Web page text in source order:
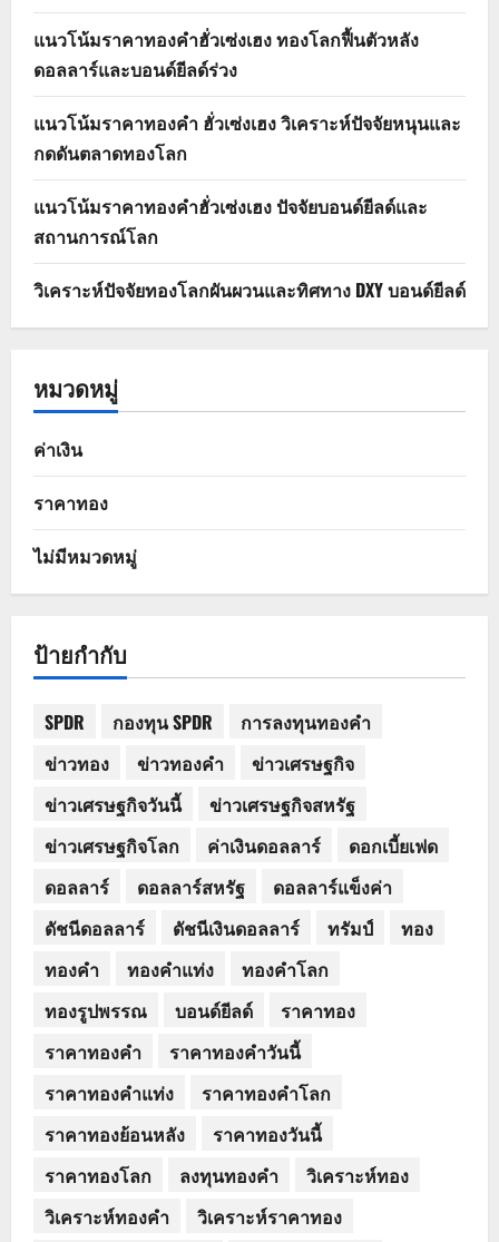
แนวโน้มราคาทองคำฮั่วเซ่งเฮง ทองโลกฟื้นตัวหลัง
ดอลลาร์และบอนด์ยีลด์ร่วง
แนวโน้มราคาทองคำ ฮั่วเซ่งเฮง วิเคราะห์ปัจจัยหนุนและ
กดดันตลาดทองโลก
แนวโน้มราคาทองคำฮั่วเซ่งเฮง ปัจจัยบอนด์ยีลด์และ
สถานการณ์โลก
วิเคราะห์ปัจจัยทองโลกผันผวนและทิศทาง DXY บอนด์ยีลด์
หมวดหมู่
ค่าเงิน
ราคาทอง
ไม่มีหมวดหมู่
ป้ายกำกับ
SPDR กองทุน SPDR
การลงทุนทองคำ
ข่าวทอง
ข่าวทองคำ
ข่าวเศรษฐกิจ
ข่าวเศรษฐกิจวันนี้
ข่าวเศรษฐกิจสหรัฐ
ข่าวเศรษฐกิจโลก
ค่าเงินดอลลาร์
ดอกเบี้ยเฟด
ดอลลาร์
ดอลลาร์สหรัฐ
ดอลลาร์แข็งค่า
ดัชนีดอลลาร์
ดัชนีเงินดอลลาร์ ทรัมป์
ทอง
ทองคำ
ทองคำแท่ง
ทองคำโลก
ทองรูปพรรณ
บอนด์ยีลด์
ราคาทอง
ราคาทองคำ
ราคาทองคำวันนี้
ราคาทองคำแท่ง
ราคาทองคำโลก
ราคาทองย้อนหลัง
ราคาทองวันนี้
ราคาทองโลก
ลงทุนทองคำ
วิเคราะห์ทอง
วิเคราะห์ทองคำ
วิเคราะห์ราคาทอง